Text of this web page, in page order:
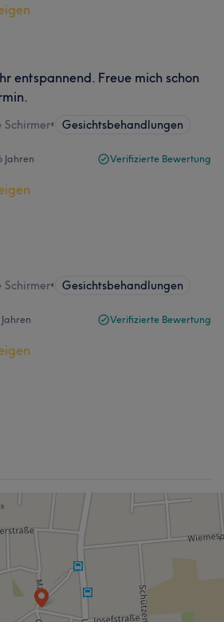
entspannend. Freue mich schon
Schirmer• Gesichtsbehandlungen
Jahren Verifizierte Bewertung
Schirmer• Gesichtsbehandlungen
Verifizierte Bewertung